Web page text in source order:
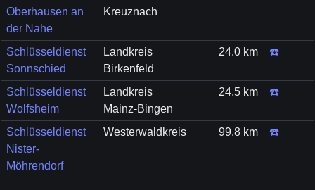
Oberhausen an
der Nahe
Kreuznach
Schlüsseldienst
Sonnschied
Landkreis
Birkenfeld
24.0 km ☎️
Schlüsseldienst
Wolfsheim
Landkreis
Mainz-Bingen
24.5 km ☎️
Schlüsseldienst
Nister-
Möhrendorf
Westerwaldkreis 99.8 km ☎️